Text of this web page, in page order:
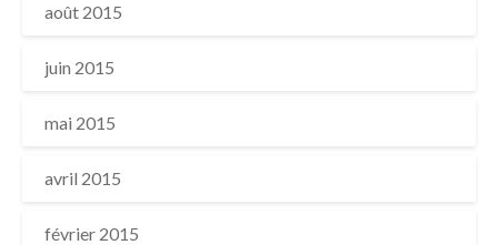
août 2015
juin 2015
mai 2015
avril 2015
février 2015